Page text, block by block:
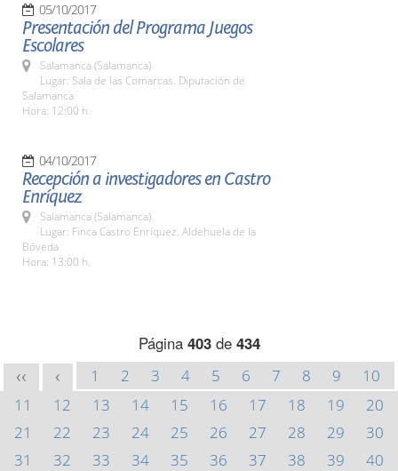
05/10/2017
Presentación del Programa Juegos
Escolares
Salamanca (Salamanca)
Lugar: Sala de las Comarcas. Diputación de
Salamanca
Hora: 12:00 h.
04/10/2017
Recepción a investigadores en Castro
Enríquez
Salamanca (Salamanca)
Lugar: Finca Castro Enríquez. Aldehuela de la
Bóveda
Hora: 13:00 h.
Página 403de 434
<< < 1 2 3 4 5 6 7 8 9
10
11
12 13 14 15 16 17 18 19
20
21
22 23 24 25 26 27 28 29
30
31
32 33 34 35 36 37 38 39
40